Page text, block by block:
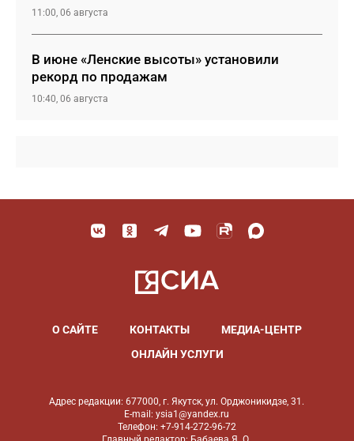
11:00, 06 августа
В июне «Ленские высоты» установили
рекорд по продажам
10:40, 06 августа
О САЙТЕ КОНТАКТЫ
МЕДИА-ЦЕНТР
ОНЛАЙН УСЛУГИ
Адрес редакции: 677000, г. Якутск, ул. Орджоникидзе, 31.
E-mail: ysia1@yandex.ru
Телефон: +7-914-272-96-72